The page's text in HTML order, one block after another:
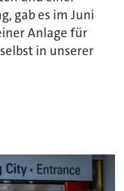
gab es im Juni
Anlage für
in unserer